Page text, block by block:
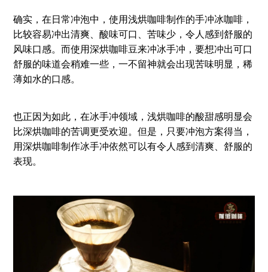
确实，在日常冲泡中，使用浅烘咖啡制作的手冲冰咖啡，
比较容易冲出清爽、酸味可口、苦味少，令人感到舒服的
风味口感。而使用深烘咖啡豆来冲冰手冲，要想冲出可口
舒服的味道会稍难一些，一不留神就会出现苦味明显，稀
薄如水的口感。
也正因为如此，在冰手冲领域，浅烘咖啡的酸甜感明显会
比深烘咖啡的苦调更受欢迎。但是，只要冲泡方案得当，
用深烘咖啡制作冰手冲依然可以有令人感到清爽、舒服的
表现。